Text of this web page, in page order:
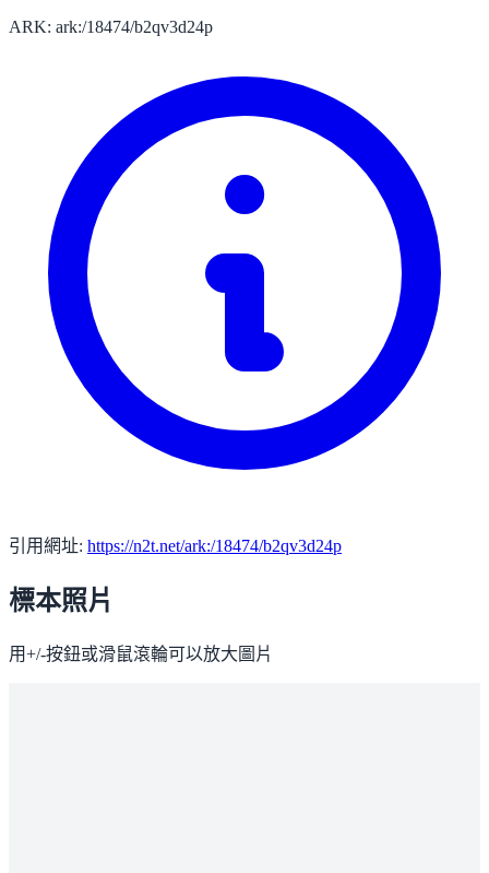
ARK: ark:/18474/b2qv3d24p
引用網址: https://n2t.net/ark:/18474/b2qv3d24p
標本照片
用+/-按鈕或滑鼠滾輪可以放大圖片